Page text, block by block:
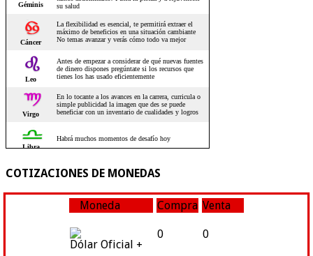
COTIZACIONES DE MONEDAS
Moneda Compra Venta
Dólar Oficial +
0 0